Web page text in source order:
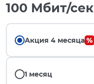
100 Мбит/сек
Акция 4 месяца
1 месяц